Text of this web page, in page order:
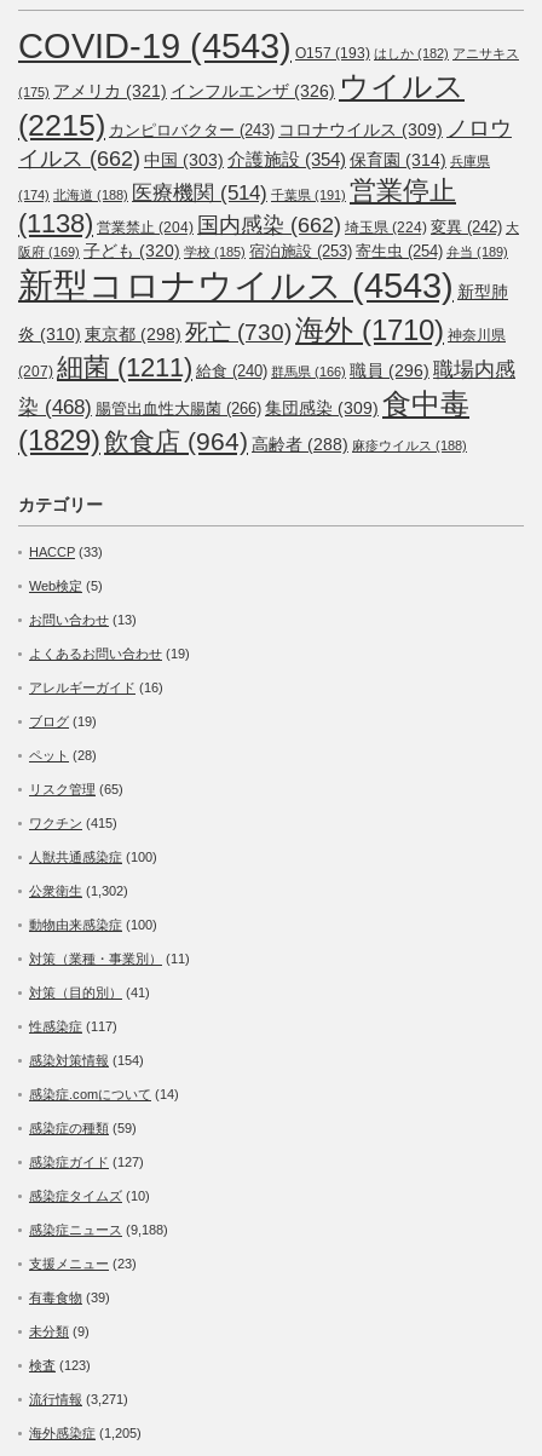
COVID-19 (4543) O157 (193) はしか (182) アニサキス
(175) アメリカ (321) インフルエンザ (326) ウイルス
(2215) カンピロバクター (243) コロナウイルス (309) ノロウ
イルス (662) 中国 (303) 介護施設 (354) 保育園 (314) 兵庫県
(174) 北海道 (188) 医療機関 (514) 千葉県 (191) 営業停止
(1138) 営業禁止 (204) 国内感染 (662) 埼玉県 (224) 変異 (242) 大
阪府 (169) 子ども (320) 学校 (185) 宿泊施設 (253) 寄生虫 (254) 弁当 (189)
新型コロナウイルス (4543) 新型肺
炎 (310) 東京都 (298) 死亡 (730)海外 (1710) 神奈川県
(207) 細菌 (1211) 給食 (240) 群馬県 (166) 職員 (296) 職場内感
染 (468) 腸管出血性大腸菌 (266) 集団感染 (309) 食中毒
(1829)飲食店 (964) 高齢者 (288) 麻疹ウイルス (188)
カテゴリー
HACCP (33)
Web検定 (5)
お問い合わせ (13)
よくあるお問い合わせ (19)
アレルギーガイド (16)
ブログ (19)
ペット (28)
リスク管理 (65)
ワクチン (415)
人獣共通感染症 (100)
公衆衛生 (1,302)
動物由来感染症 (100)
対策（業種・事業別） (11)
対策（目的別） (41)
性感染症 (117)
感染対策情報 (154)
感染症.comについて (14)
感染症の種類 (59)
感染症ガイド (127)
感染症タイムズ (10)
感染症ニュース (9,188)
支援メニュー (23)
有毒食物 (39)
未分類 (9)
検査 (123)
流行情報 (3,271)
海外感染症 (1,205)